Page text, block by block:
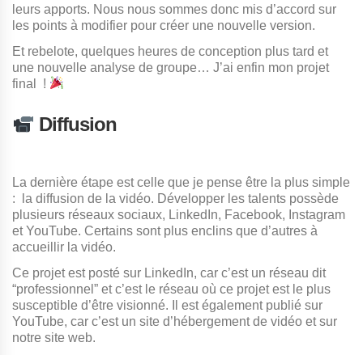
leurs apports. Nous nous sommes donc mis d’accord sur
les points à modifier pour créer une nouvelle version.
Et rebelote, quelques heures de conception plus tard et
une nouvelle analyse de groupe… J’ai enfin mon projet
final !
Diffusion
La dernière étape est celle que je pense être la plus simple
: la diffusion de la vidéo. Développer les talents possède
plusieurs réseaux sociaux, LinkedIn, Facebook, Instagram
et YouTube. Certains sont plus enclins que d’autres à
accueillir la vidéo.
Ce projet est posté sur LinkedIn, car c’est un réseau dit
“professionnel” et c’est le réseau où ce projet est le plus
susceptible d’être visionné. Il est également publié sur
YouTube, car c’est un site d’hébergement de vidéo et sur
notre site web.